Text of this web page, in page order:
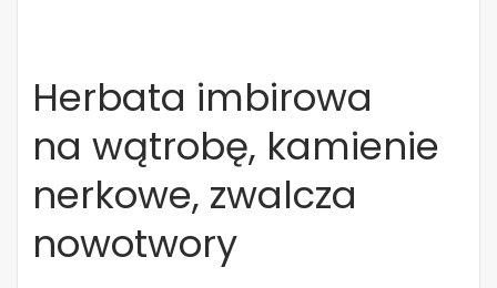
Herbata imbirowa
na wątrobę, kamienie
nerkowe, zwalcza
nowotwory